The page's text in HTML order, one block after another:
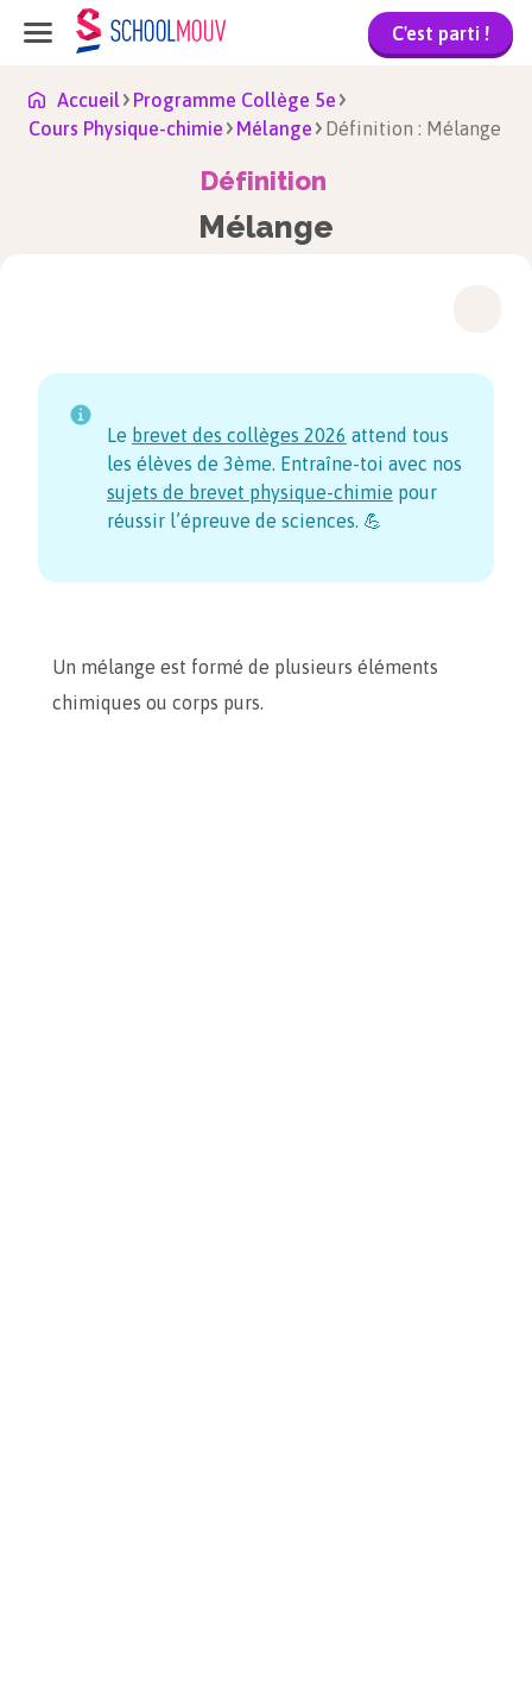
C'est parti !
Accueil
Programme Collège 5e
Cours Physique-chimie
Mélange Définition : Mélange
Définition
Mélange
Le brevet des collèges 2026 attend tous
les élèves de 3ème. Entraîne-toi avec nos
sujets de brevet physique-chimie pour
réussir l’épreuve de sciences. 💪
Un mélange est formé de plusieurs éléments
chimiques ou corps purs.